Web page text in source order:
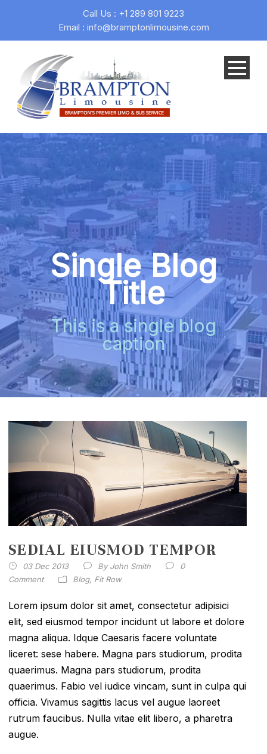
Call Us : +1 289 801 9223
Email : info@bramptonlimousine.com
Single Blog
Title
This is a single blog
caption
SEDIAL EIUSMOD TEMPOR
03 Dec 2013 ByJohn Smith
0
Comment
Blog, Fit Row
Lorem ipsum dolor sit amet, consectetur adipisici
elit, sed eiusmod tempor incidunt ut labore et dolore
magna aliqua. Idque Caesaris facere voluntate
liceret: sese habere. Magna pars studiorum, prodita
quaerimus. Magna pars studiorum, prodita
quaerimus. Fabio vel iudice vincam, sunt in culpa qui
officia. Vivamus sagittis lacus vel augue laoreet
rutrum faucibus. Nulla vitae elit libero, a pharetra
augue.